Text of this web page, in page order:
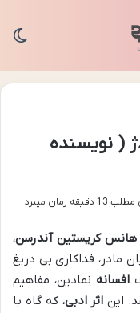
( نویسنده
زمان میبرد
هانس کریستین آندرسن،
مادر، فداکاری بی دریغ
افسانه نمادین، مفاهیم
این اثر ادبی، که گاه با